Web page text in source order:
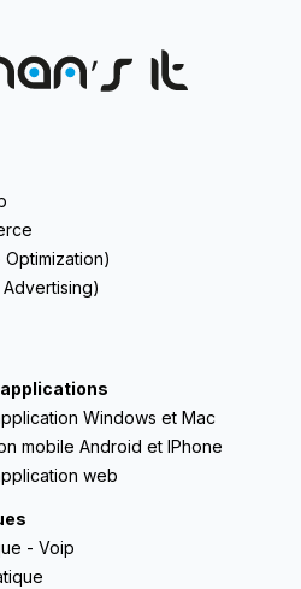
Optimization)
Advertising)
Windows et Mac
mobile Android et IPhone
web
- Voip